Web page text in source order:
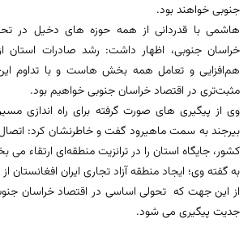
جنوبی خواهند بود.
هاشمی با قدردانی از همه حوزه های دخیل در
خراسان جنوبی، اظهار داشت: رشد صادرات استان
هم‌افزایی و تعامل همه بخش هاست و با تداوم
مثبت‌تری در اقتصاد خراسان جنوبی خواهیم بود.
وی از پیگیری های صورت گرفته برای راه اندازی
بیرجند به سمت ماهیرود گفت و خاطرنشان کرد:
کشور، جایگاه استان را در ترانزیت منطقه‌ای ارتقاء می
به گفته وی؛ ایجاد منطقه آزاد تجاری ایران افغانستان
از این جهت که تحولی اساسی در اقتصاد خراسان
جدیت پیگیری می شود.